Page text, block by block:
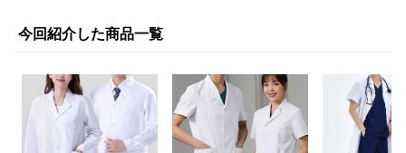
今回紹介した商品一覧